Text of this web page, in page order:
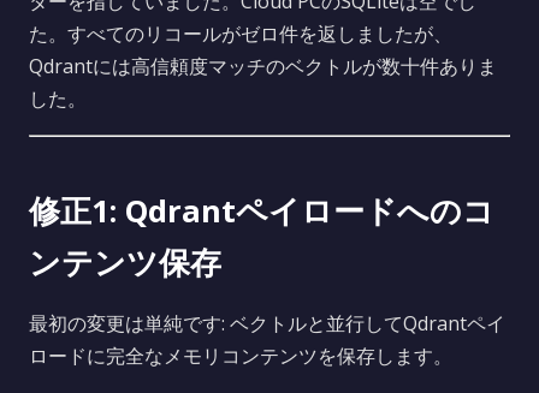
た。すべてのリコールがゼロ件を返しましたが、
Qdrantには高信頼度マッチのベクトルが数十件ありま
した。
修正1: Qdrantペイロードへのコ
ンテンツ保存
最初の変更は単純です: ベクトルと並行してQdrantペイ
ロードに完全なメモリコンテンツを保存します。